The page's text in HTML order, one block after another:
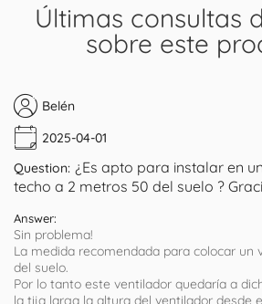
Últimas consultas
sobre este
Belén
2025-04-01
Question: ¿Es apto para instalar en
techo a 2 metros 50 del suelo ?
Answer:
Sin problema!
La medida recomendada para colocar un
del suelo.
Por lo tanto este ventilador quedaría a
la tija larga la altura del ventilador desde